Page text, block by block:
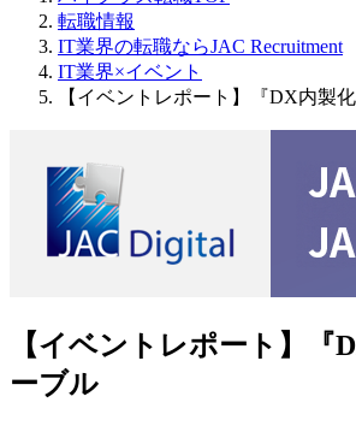
転職情報
IT業界の転職ならJAC Recruitment
IT業界×イベント
【イベントレポート】『DX内製
【イベントレポート】
ーブル